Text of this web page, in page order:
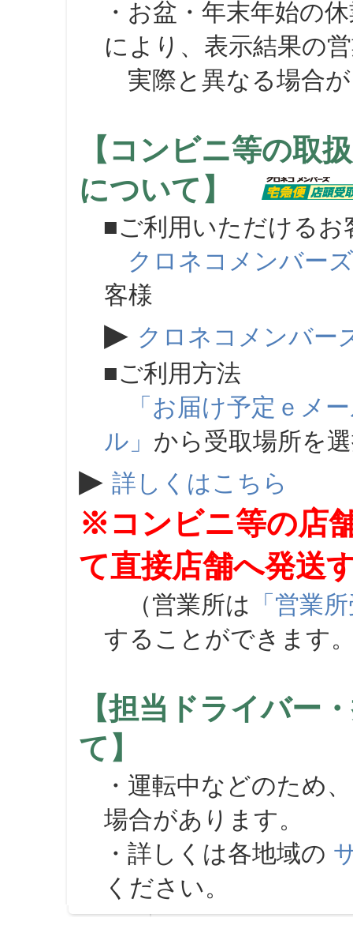
・お盆・年末年始の
により、表示結果の
実際と異なる場合が
【コンビニ等の取
について】
■ご利用いただけるお
クロネコメンバーズ
客様
▶ クロネコメンバー
■ご利用方法
「お届け予定ｅメ
ル」 から受取場所を
▶ 詳しくはこちら
※コンビニ等の店
て直接店舗へ発送
（営業所は 「営業
することができます
【担当ドライバー
て】
・運転中などのため
場合があります。
・詳しくは各地域の
ください。